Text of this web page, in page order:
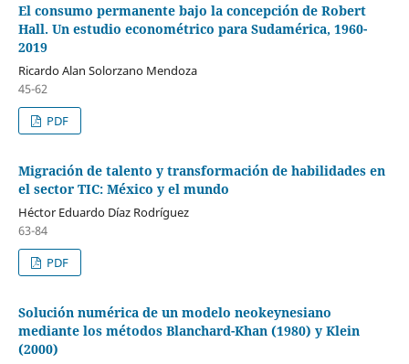
El consumo permanente bajo la concepción de Robert
Hall. Un estudio econométrico para Sudamérica, 1960-
2019
Ricardo Alan Solorzano Mendoza
45-62
PDF
Migración de talento y transformación de habilidades en
el sector TIC: México y el mundo
Héctor Eduardo Díaz Rodríguez
63-84
PDF
Solución numérica de un modelo neokeynesiano
mediante los métodos Blanchard-Khan (1980) y Klein
(2000)